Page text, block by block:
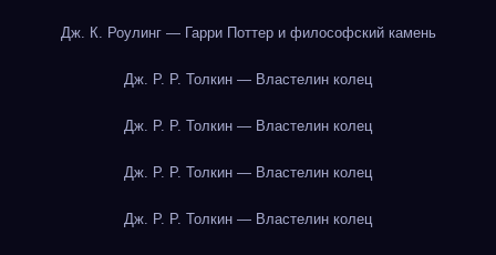
Дж. К. Роулинг — Гарри Поттер и философский камень
Дж. Р. Р. Толкин — Властелин колец
Дж. Р. Р. Толкин — Властелин колец
Дж. Р. Р. Толкин — Властелин колец
Дж. Р. Р. Толкин — Властелин колец